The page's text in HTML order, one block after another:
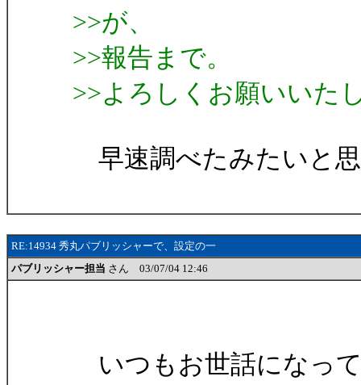
>>が、
>>報告まで。
>>よろしくお願いいた
早速調べたみたいと
RE:14934 秀丸パブリッシャーで、設定の一
パブリッシャー担当 さん 03/07/04 12:46
いつもお世話になっ